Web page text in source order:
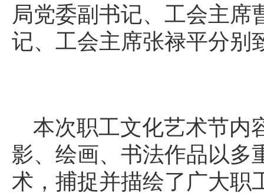
局党委副书记、工会主席
记、工会主席张禄平分别
本次职工文化艺术节内
影、绘画、书法作品以多
术，捕捉并描绘了广大职